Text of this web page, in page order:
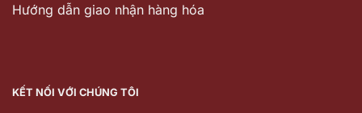
Hướng dẫn giao nhận hàng hóa
KẾT NỐI VỚI CHÚNG TÔI